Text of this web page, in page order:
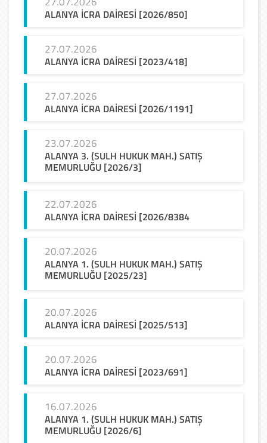
ALANYA İCRA DAİRESİ [2026/850]
27.07.2026
ALANYA İCRA DAİRESİ [2023/418]
27.07.2026
ALANYA İCRA DAİRESİ [2026/1191]
23.07.2026
ALANYA 3. (SULH HUKUK MAH.) SATIŞ
MEMURLUĞU [2026/3]
22.07.2026
ALANYA İCRA DAİRESİ [2026/8384
20.07.2026
ALANYA 1. (SULH HUKUK MAH.) SATIŞ
MEMURLUĞU [2025/23]
20.07.2026
ALANYA İCRA DAİRESİ [2025/513]
20.07.2026
ALANYA İCRA DAİRESİ [2023/691]
16.07.2026
ALANYA 1. (SULH HUKUK MAH.) SATIŞ
MEMURLUĞU [2026/6]